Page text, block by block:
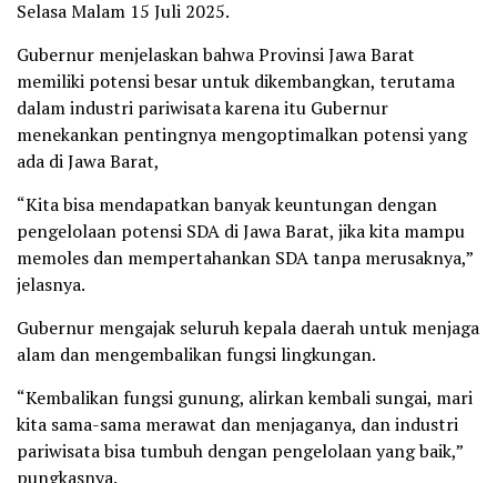
Selasa Malam 15 Juli 2025.
Gubernur menjelaskan bahwa Provinsi Jawa Barat
memiliki potensi besar untuk dikembangkan, terutama
dalam industri pariwisata karena itu Gubernur
menekankan pentingnya mengoptimalkan potensi yang
ada di Jawa Barat,
“Kita bisa mendapatkan banyak keuntungan dengan
pengelolaan potensi SDA di Jawa Barat, jika kita mampu
memoles dan mempertahankan SDA tanpa merusaknya,”
jelasnya.
Gubernur mengajak seluruh kepala daerah untuk menjaga
alam dan mengembalikan fungsi lingkungan.
“Kembalikan fungsi gunung, alirkan kembali sungai, mari
kita sama-sama merawat dan menjaganya, dan industri
pariwisata bisa tumbuh dengan pengelolaan yang baik,”
pungkasnya.